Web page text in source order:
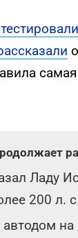
Ладу
200 л.
на